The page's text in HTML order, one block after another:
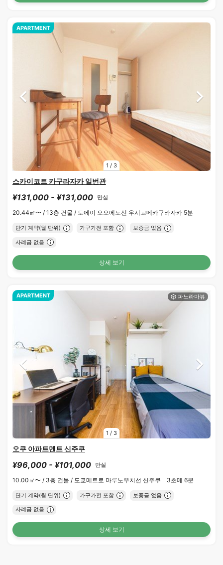
1 / 3
APARTMENT
스카이코트 카구라자카 일번관
¥131,000 - ¥131,000 만실
20.44㎡〜 / 13층 건물 / 토에이 오오에도선 우시고메카구라자카 5분
단기 계약(월 단위) 가구가전 포함 보증금 없음
사례금 없음
상세 보기
1 / 3
APARTMENT
오쿠 아파트멘트 신주쿠
¥96,000 - ¥101,000 만실
10.00㎡〜 / 3층 건물 / 도쿄메트로 마루노우치선 신주쿠 3초메 6분
단기 계약(월 단위) 가구가전 포함 보증금 없음
사례금 없음
상세 보기